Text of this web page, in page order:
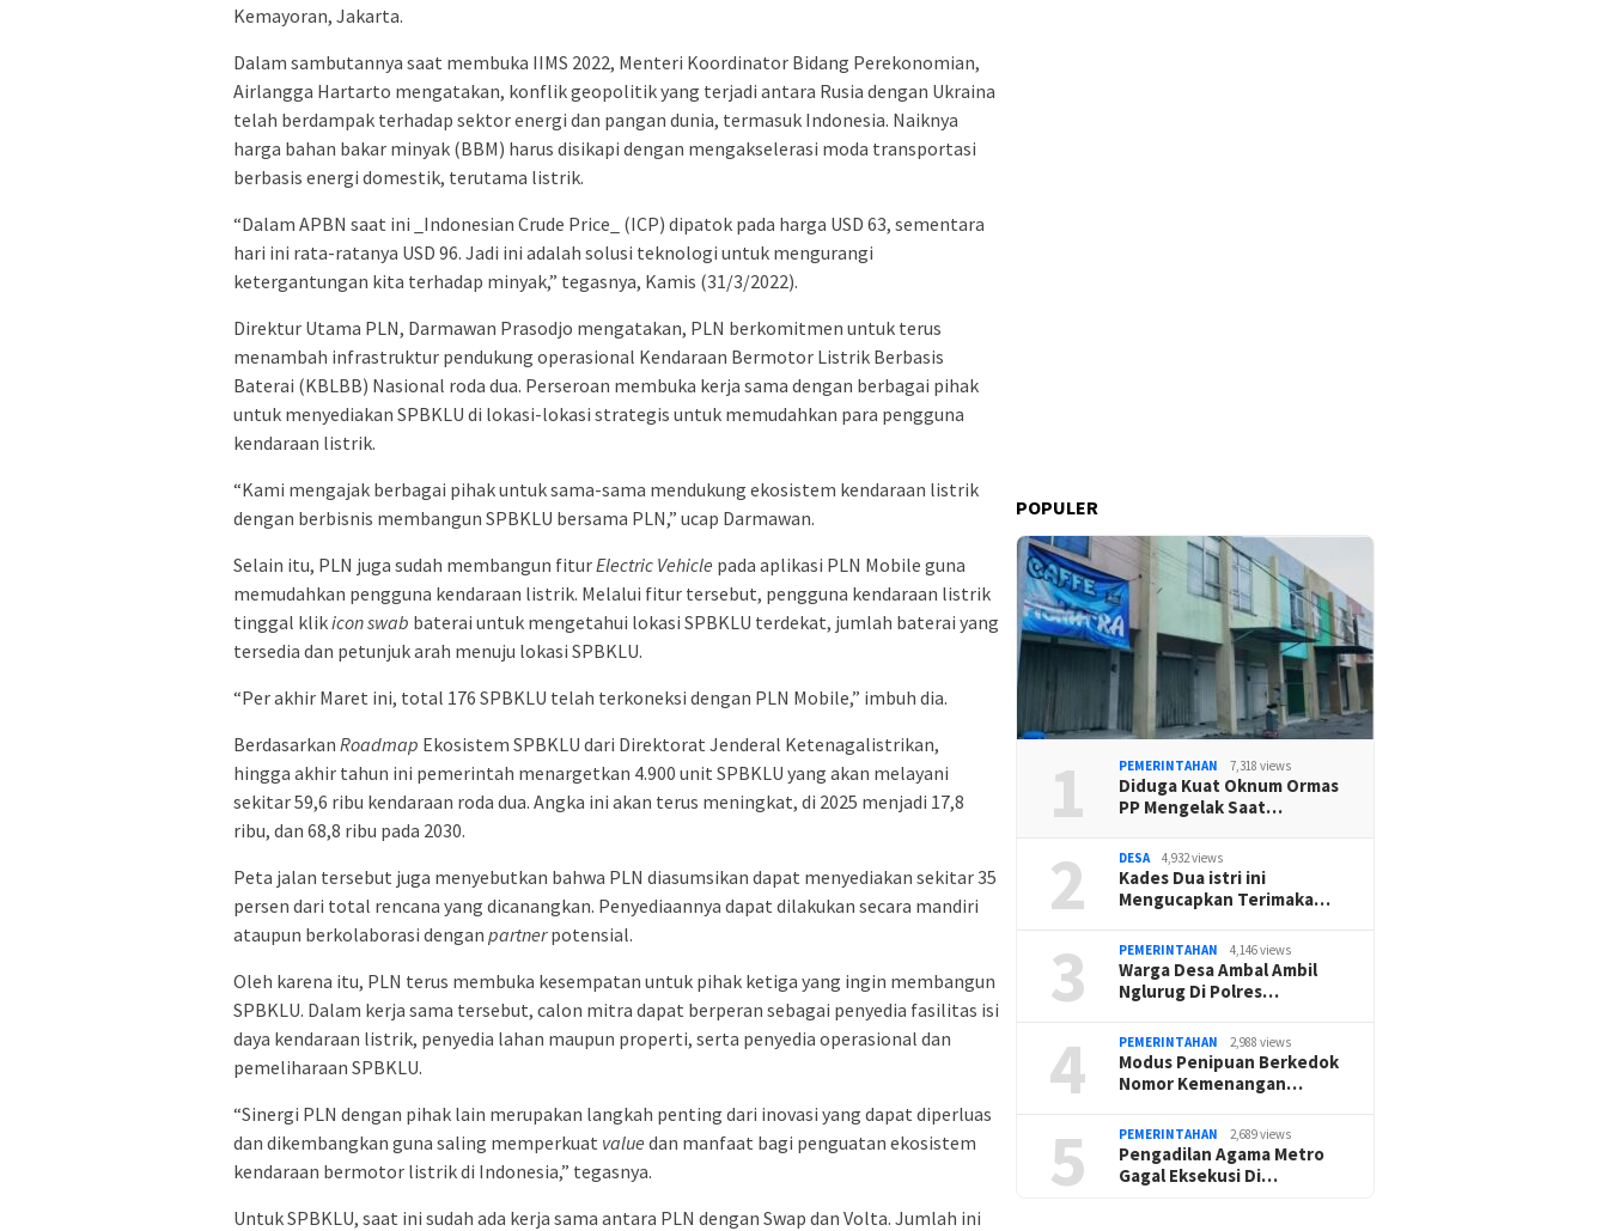
Kemayoran, Jakarta.
Dalam sambutannya saat membuka IIMS 2022, Menteri Koordinator Bidang Perekonomian,
Airlangga Hartarto mengatakan, konflik geopolitik yang terjadi antara Rusia dengan Ukraina
telah berdampak terhadap sektor energi dan pangan dunia, termasuk Indonesia. Naiknya
harga bahan bakar minyak (BBM) harus disikapi dengan mengakselerasi moda transportasi
berbasis energi domestik, terutama listrik.
“Dalam APBN saat ini _Indonesian Crude Price_ (ICP) dipatok pada harga USD 63, sementara
hari ini rata-ratanya USD 96. Jadi ini adalah solusi teknologi untuk mengurangi
ketergantungan kita terhadap minyak,” tegasnya, Kamis (31/3/2022).
Direktur Utama PLN, Darmawan Prasodjo mengatakan, PLN berkomitmen untuk terus
menambah infrastruktur pendukung operasional Kendaraan Bermotor Listrik Berbasis
Baterai (KBLBB) Nasional roda dua. Perseroan membuka kerja sama dengan berbagai pihak
untuk menyediakan SPBKLU di lokasi-lokasi strategis untuk memudahkan para pengguna
kendaraan listrik.
“Kami mengajak berbagai pihak untuk sama-sama mendukung ekosistem kendaraan listrik
dengan berbisnis membangun SPBKLU bersama PLN,” ucap Darmawan.
Selain itu, PLN juga sudah membangun fiturElectric Vehicle pada aplikasi PLN Mobile guna
memudahkan pengguna kendaraan listrik. Melalui fitur tersebut, pengguna kendaraan listrik
tinggal klikicon swab baterai untuk mengetahui lokasi SPBKLU terdekat, jumlah baterai yang
tersedia dan petunjuk arah menuju lokasi SPBKLU.
“Per akhir Maret ini, total 176 SPBKLU telah terkoneksi dengan PLN Mobile,” imbuh dia.
Berdasarkan Roadmap Ekosistem SPBKLU dari Direktorat Jenderal Ketenagalistrikan,
hingga akhir tahun ini pemerintah menargetkan 4.900 unit SPBKLU yang akan melayani
sekitar 59,6 ribu kendaraan roda dua. Angka ini akan terus meningkat, di 2025 menjadi 17,8
ribu, dan 68,8 ribu pada 2030.
Peta jalan tersebut juga menyebutkan bahwa PLN diasumsikan dapat menyediakan sekitar 35
persen dari total rencana yang dicanangkan. Penyediaannya dapat dilakukan secara mandiri
ataupun berkolaborasi dengan partnerpotensial.
Oleh karena itu, PLN terus membuka kesempatan untuk pihak ketiga yang ingin membangun
SPBKLU. Dalam kerja sama tersebut, calon mitra dapat berperan sebagai penyedia fasilitas isi
daya kendaraan listrik, penyedia lahan maupun properti, serta penyedia operasional dan
pemeliharaan SPBKLU.
“Sinergi PLN dengan pihak lain merupakan langkah penting dari inovasi yang dapat diperluas
dan dikembangkan guna saling memperkuat value dan manfaat bagi penguatan ekosistem
kendaraan bermotor listrik di Indonesia,” tegasnya.
Untuk SPBKLU, saat ini sudah ada kerja sama antara PLN dengan Swap dan Volta. Jumlah ini
POPULER
1 PEMERINTAHAN 7,318 views
Diduga Kuat Oknum Ormas
PP Mengelak Saat…
2 DESA 4,932 views
Kades Dua istri ini
Mengucapkan Terimaka…
3 PEMERINTAHAN 4,146 views
Warga Desa Ambal Ambil
Nglurug Di Polres…
4 PEMERINTAHAN 2,988 views
Modus Penipuan Berkedok
Nomor Kemenangan…
5 PEMERINTAHAN 2,689 views
Pengadilan Agama Metro
Gagal Eksekusi Di…